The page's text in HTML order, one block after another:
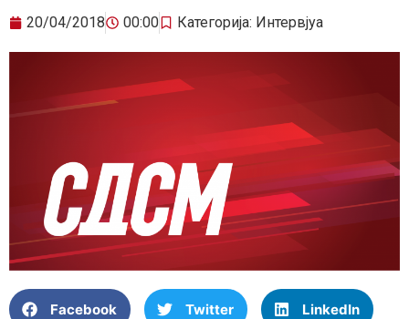
20/04/2018 00:00 Категорија: Интервјуа
Facebook Twitter LinkedIn